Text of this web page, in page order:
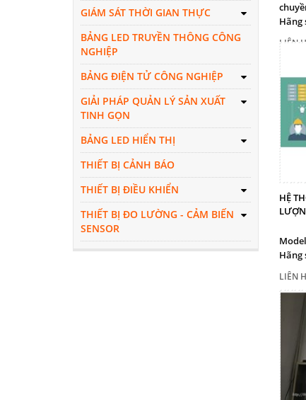
GIÁM SÁT THỜI GIAN THỰC
BẢNG LED TRUYỀN THÔNG CÔNG
NGHIỆP
BẢNG ĐIỆN TỬ CÔNG NGHIỆP
GIẢI PHÁP QUẢN LÝ SẢN XUẤT
TINH GỌN
BẢNG LED HIỂN THỊ
THIẾT BỊ CẢNH BÁO
THIẾT BỊ ĐIỀU KHIỂN
THIẾT BỊ ĐO LƯỜNG - CẢM BIẾN
SENSOR
Hãng
LIÊN
HỆ
Hãng
LIÊN